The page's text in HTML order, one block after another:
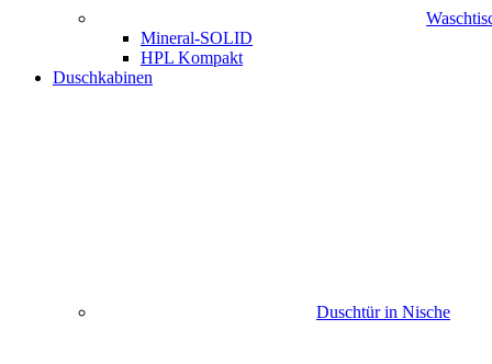
Mineral-SOLID
HPL Kompakt
Duschkabinen
Duschtür in Nische